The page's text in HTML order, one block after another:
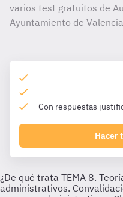
varios test gratuitos de
Ayuntamiento de
Con respuestas
Hacer